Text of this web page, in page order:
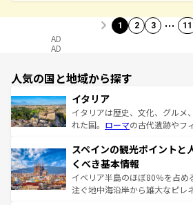
1 2 3 … 11
AD
AD
人気の国と地域から探す
イタリア
イタリアは歴史、文化、グルメ
れた国。 ローマの古代遺跡やフ
ろん、トスカーナの美しい田園
景など、自然景観も見逃せない
ピザやパスタなど、絶品のイタ
できる。朝目覚めてから夜眠る
スペインの観光ポイントと
くべき基本情報
イベリア半島のほぼ80％を占め
注ぐ地中海沿岸から雄大なピレ